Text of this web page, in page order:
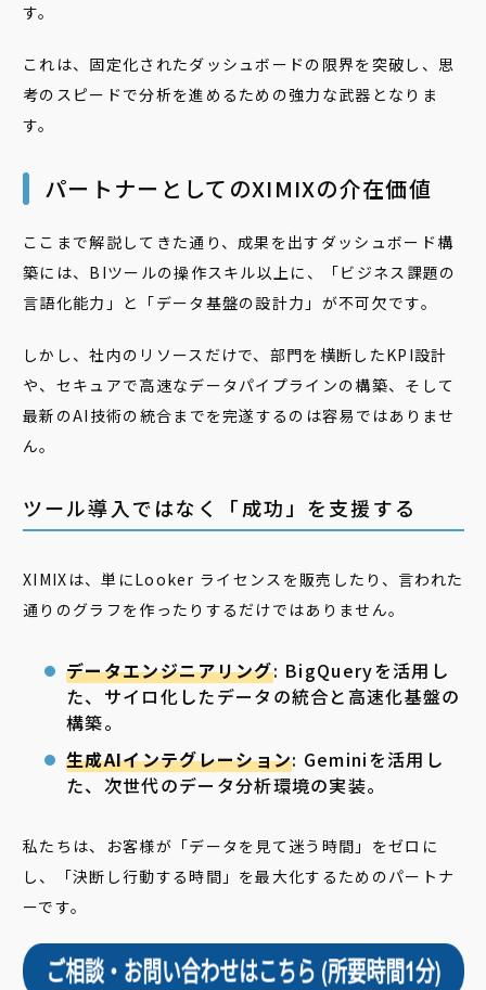
す。
これは、固定化されたダッシュボードの限界を突破し、思
考のスピードで分析を進めるための強力な武器となりま
す。
パートナーとしてのXIMIXの介在価値
ここまで解説してきた通り、成果を出すダッシュボード構
築には、 BIツールの操作スキル以上に、「ビジネス課題の
言語化能力」と「データ基盤の設計力」が不可欠です。
しかし、社内のリソースだけで、部門を横断したKPI設計
や、セキュアで高速なデータパイプラインの構築、そして
最新のAI技術の統合までを完遂するのは容易ではありませ
ん。
ツール導入ではなく「成功」を支援する
XIMIXは、単にLooker ライセンスを販売したり、言われた
通りのグラフを作ったりするだけではありません。
データエンジニアリング: BigQueryを活用し
た、サイロ化したデータの統合と高速化基盤の
構築。
生成AIインテグレーション: Geminiを活用し
た、次世代のデータ分析環境の実装。
私たちは、お客様が「データを見て迷う時間」をゼロに
し、「決断し行動する時間」を最大化するためのパートナ
ーです。